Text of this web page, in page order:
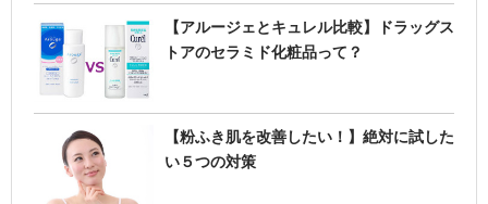
【アルージェとキュレル比較】ドラッグス
トアのセラミド化粧品って？
【粉ふき肌を改善したい！】絶対に試した
い５つの対策